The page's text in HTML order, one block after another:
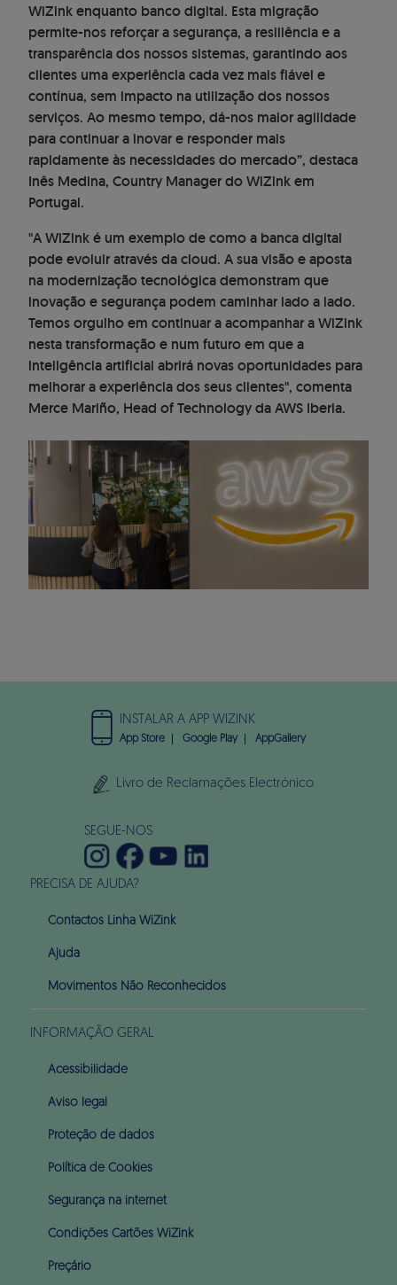
WiZink enquanto banco digital. Esta migração
permite-nos reforçar a segurança, a resiliência e a
transparência dos nossos sistemas, garantindo aos
clientes uma experiência cada vez mais fiável e
contínua, sem impacto na utilização dos nossos
serviços. Ao mesmo tempo, dá-nos maior agilidade
para continuar a inovar e responder mais
rapidamente às necessidades do mercado”, destaca
Inês Medina, Country Manager do WiZink em
Portugal.
"A WiZink é um exemplo de como a banca digital
pode evoluir através da cloud. A sua visão e aposta
na modernização tecnológica demonstram que
inovação e segurança podem caminhar lado a lado.
Temos orgulho em continuar a acompanhar a WiZink
nesta transformação e num futuro em que a
inteligência artificial abrirá novas oportunidades para
melhorar a experiência dos seus clientes", comenta
Merce Mariño, Head of Technology da AWS Iberia.
PRECISA DE AJUDA?
Contactos Linha WiZink
Ajuda
Movimentos Não Reconhecidos
INFORMAÇÃO GERAL
Acessibilidade
Aviso legal
Proteção de dados
Política de Cookies
Segurança na internet
Condições Cartões WiZink
Preçário
INSTALAR A APP WIZINK
App Store Google Play AppGallery
Livro de Reclamações Electrónico
SEGUE-NOS